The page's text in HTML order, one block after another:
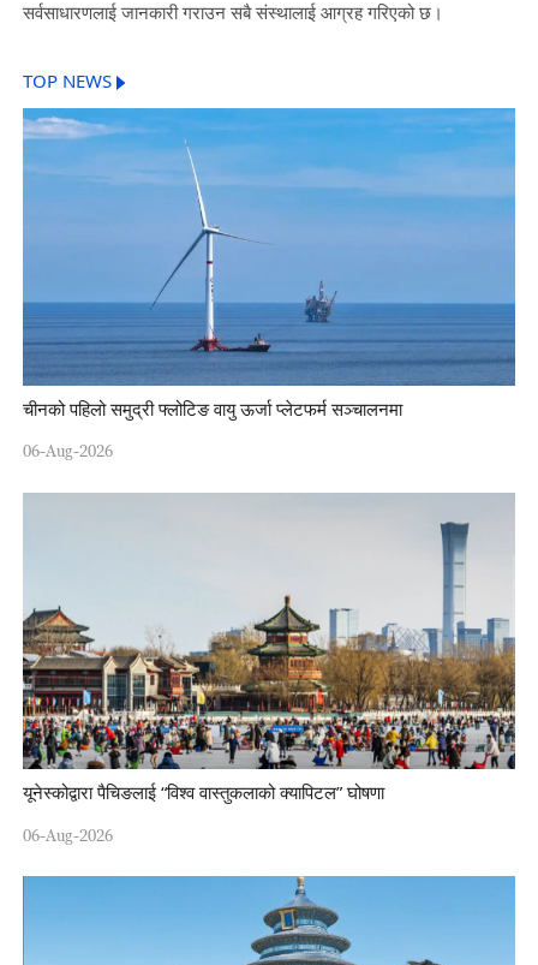
सर्वसाधारणलाई जानकारी गराउन सबै संस्थालाई आग्रह गरिएको छ।
TOP NEWS
चीनको पहिलो समुद्री फ्लोटिङ वायु ऊर्जा प्लेटफर्म सञ्चालनमा
06-Aug-2026
यूनेस्कोद्वारा पैचिङलाई “विश्व वास्तुकलाको क्यापिटल” घोषणा
06-Aug-2026